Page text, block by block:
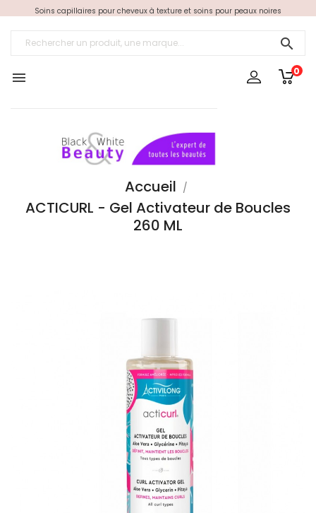
Soins capillaires pour cheveux à texture et soins pour peaux noires

 0
Accueil
ACTICURL - Gel Activateur de Boucles
260 ML